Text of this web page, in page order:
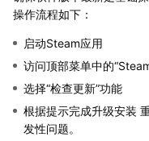
操作流程如下：
启动Steam应用
访问顶部菜单中的
选择“检查更新”功能
根据提示完成升级安装
发性问题。